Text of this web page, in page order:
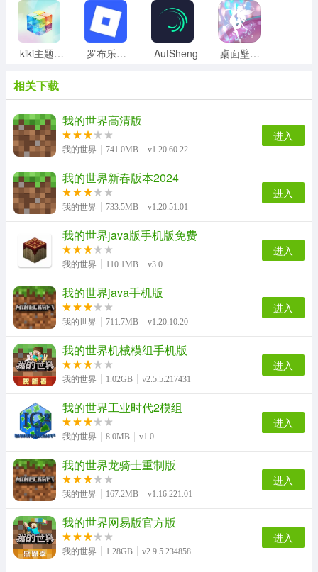
kiki主题壁纸 罗布乐思Roblox中文版 AutSheng 桌面壁纸精灵
我的世界生存战争手机版 美颜照片拼贴
珍妮模组最新版本 我的世界幸运岩浆生存
生存战争野人岛工业时代模组
我的世界贝爷生存模组
相关下载
我的世界高清版
我的世界 741.0MB v1.20.60.22
进入
我的世界新春版本2024
我的世界 733.5MB v1.20.51.01
进入
我的世界java版手机版免费
我的世界 110.1MB v3.0
进入
我的世界java手机版
我的世界 711.7MB v1.20.10.20
进入
我的世界机械模组手机版
我的世界 1.02GB v2.5.5.217431
进入
我的世界工业时代2模组
我的世界 8.0MB v1.0
进入
我的世界龙骑士重制版
我的世界 167.2MB v1.16.221.01
进入
我的世界网易版官方版
我的世界 1.28GB v2.9.5.234858
进入